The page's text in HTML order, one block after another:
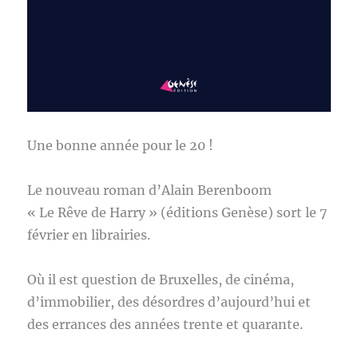
Une bonne année pour le 20 !
Le nouveau roman d’Alain Berenboom
« Le Rêve de Harry » (éditions Genèse) sort le 7
février en librairies.
Où il est question de Bruxelles, de cinéma,
d’immobilier, des désordres d’aujourd’hui et
des errances des années trente et quarante.